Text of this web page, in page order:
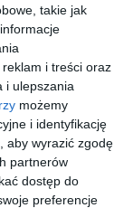
takie jak
i treści oraz
i ulepszania
możemy
i identyfikację
aby wyrazić zgodę
partnerów
dostęp do
preferencje
[ książka, audiobook,
e-book ]
Rache
znaczy
zemsta
Piotr Bojarski